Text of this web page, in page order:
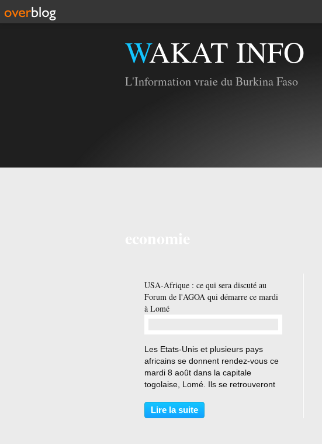
WAKAT INFO
L'Information vraie du Burkina Faso
USA-Afrique : ce qui sera discuté au
Forum de l'AGOA qui démarre ce mardi
à Lomé
Les Etats-Unis et plusieurs pays
africains se donnent rendez-vous ce
mardi 8 août dans la capitale
togolaise, Lomé. Ils se retrouveront
forum de l'African growth and
opportunities act (AGOA). Annoncée
Lire la suite